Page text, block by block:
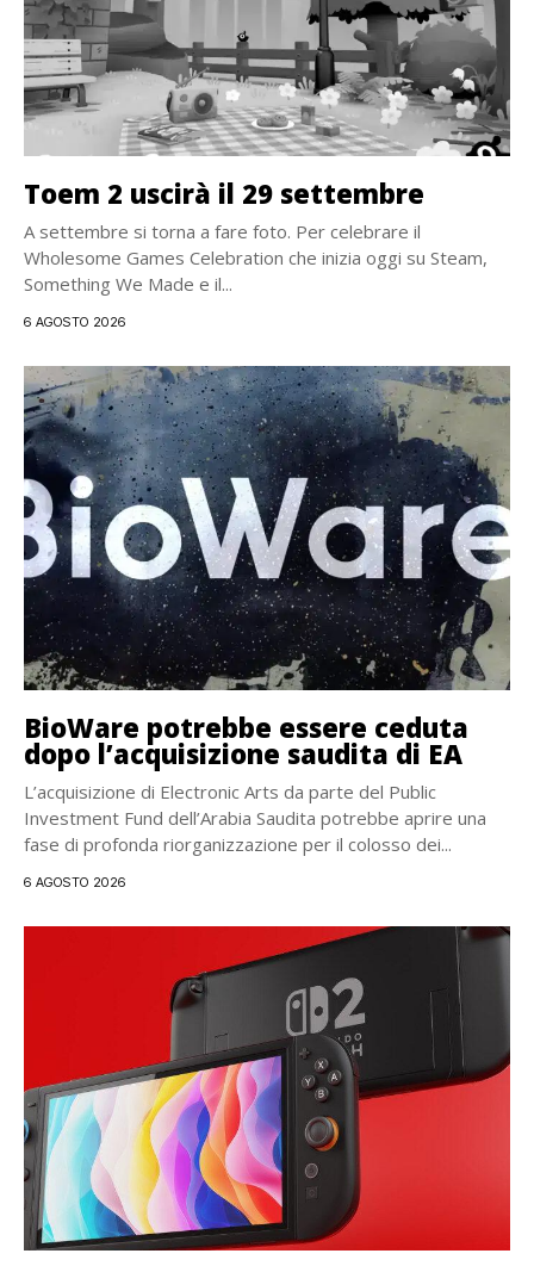
Toem 2 uscirà il 29 settembre
A settembre si torna a fare foto. Per celebrare il
Wholesome Games Celebration che inizia oggi su Steam,
Something We Made e il...
6 AGOSTO 2026
BioWare potrebbe essere ceduta
dopo l’acquisizione saudita di EA
L’acquisizione di Electronic Arts da parte del Public
Investment Fund dell’Arabia Saudita potrebbe aprire una
fase di profonda riorganizzazione per il colosso dei...
6 AGOSTO 2026